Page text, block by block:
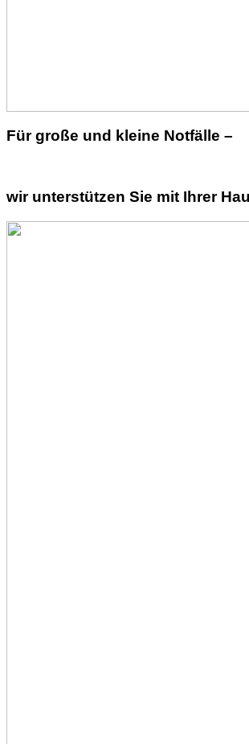
Für große und kleine Notfälle –
wir unterstützen Sie mit Ihrer